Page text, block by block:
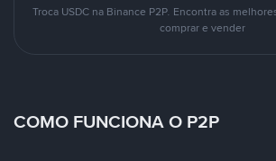
Troca USDC na Binance P2P. Encontra as
comprar e vender
COMO FUNCIONA O P2P